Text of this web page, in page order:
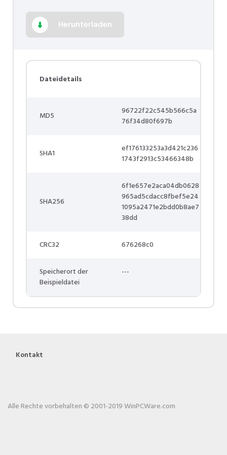
Herunterladen
Dateidetails
MD5
96722f22c545b566c5a
76f34d80f697b
SHA1
ef176133253a3d421c236
1743f2913c53466348b
SHA256
6f1e657e2aca04db0628
965ad5cdacc8fbef5e24
1095a2471e2bdd0b8ae7
38dd
CRC32 676268c0
Speicherort der
Beispieldatei
---
Kontakt
Alle Rechte vorbehalten © 2001-2019 WinPCWare.com